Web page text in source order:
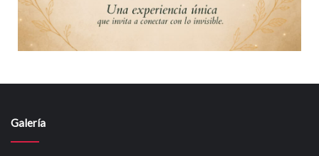
Galería